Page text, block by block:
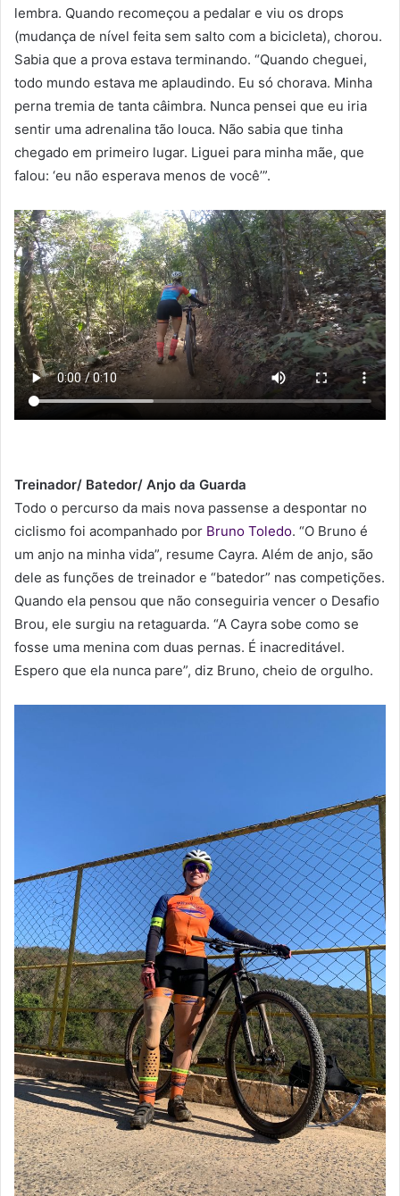
lembra. Quando recomeçou a pedalar e viu os drops
(mudança de nível feita sem salto com a bicicleta), chorou.
Sabia que a prova estava terminando. “Quando cheguei,
todo mundo estava me aplaudindo. Eu só chorava. Minha
perna tremia de tanta câimbra. Nunca pensei que eu iria
sentir uma adrenalina tão louca. Não sabia que tinha
chegado em primeiro lugar. Liguei para minha mãe, que
falou: ‘eu não esperava menos de você’”.
Treinador/ Batedor/ Anjo da Guarda
Todo o percurso da mais nova passense a despontar no
ciclismo foi acompanhado por Bruno Toledo. “O Bruno é
um anjo na minha vida”, resume Cayra. Além de anjo, são
dele as funções de treinador e “batedor” nas competições.
Quando ela pensou que não conseguiria vencer o Desafio
Brou, ele surgiu na retaguarda. “A Cayra sobe como se
fosse uma menina com duas pernas. É inacreditável.
Espero que ela nunca pare”, diz Bruno, cheio de orgulho.